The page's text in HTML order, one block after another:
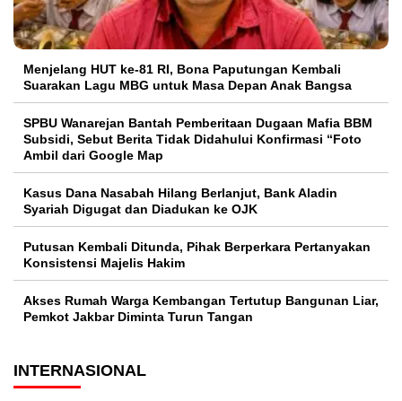
Menjelang HUT ke-81 RI, Bona Paputungan Kembali
Suarakan Lagu MBG untuk Masa Depan Anak Bangsa
SPBU Wanarejan Bantah Pemberitaan Dugaan Mafia BBM
Subsidi, Sebut Berita Tidak Didahului Konfirmasi “Foto
Ambil dari Google Map
Kasus Dana Nasabah Hilang Berlanjut, Bank Aladin
Syariah Digugat dan Diadukan ke OJK
Putusan Kembali Ditunda, Pihak Berperkara Pertanyakan
Konsistensi Majelis Hakim
Akses Rumah Warga Kembangan Tertutup Bangunan Liar,
Pemkot Jakbar Diminta Turun Tangan
INTERNASIONAL